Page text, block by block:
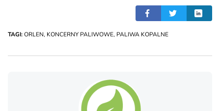
TAGI:ORLEN, KONCERNY PALIWOWE, PALIWA KOPALNE